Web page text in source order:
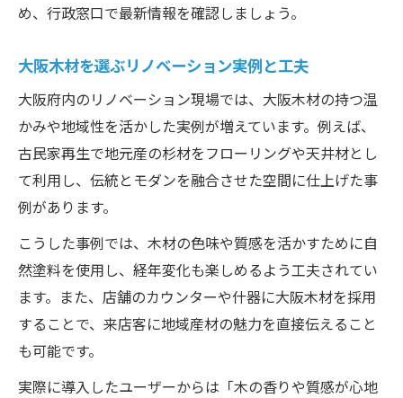
め、行政窓口で最新情報を確認しましょう。
大阪木材を選ぶリノベーション実例と工夫
大阪府内のリノベーション現場では、大阪木材の持つ温
かみや地域性を活かした実例が増えています。例えば、
古民家再生で地元産の杉材をフローリングや天井材とし
て利用し、伝統とモダンを融合させた空間に仕上げた事
例があります。
こうした事例では、木材の色味や質感を活かすために自
然塗料を使用し、経年変化も楽しめるよう工夫されてい
ます。また、店舗のカウンターや什器に大阪木材を採用
することで、来店客に地域産材の魅力を直接伝えること
も可能です。
実際に導入したユーザーからは「木の香りや質感が心地